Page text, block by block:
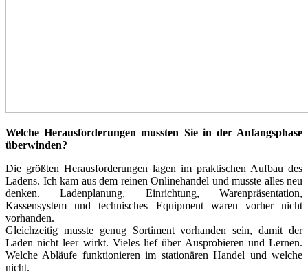
Welche Herausforderungen mussten Sie in der Anfangsphase
überwinden?
Die größten Herausforderungen lagen im praktischen Aufbau des
Ladens. Ich kam aus dem reinen Onlinehandel und musste alles neu
denken. Ladenplanung, Einrichtung, Warenpräsentation,
Kassensystem und technisches Equipment waren vorher nicht
vorhanden.
Gleichzeitig musste genug Sortiment vorhanden sein, damit der
Laden nicht leer wirkt. Vieles lief über Ausprobieren und Lernen.
Welche Abläufe funktionieren im stationären Handel und welche
nicht.